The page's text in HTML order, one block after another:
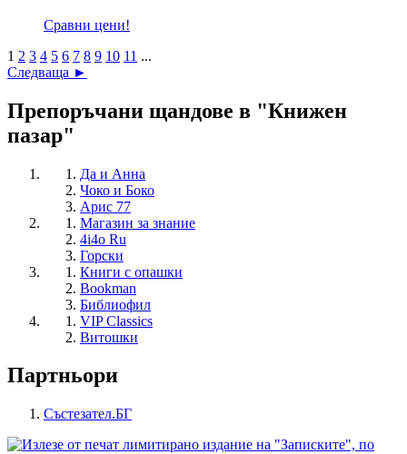
Сравни цени!
1 2 3 4 5 6 7 8 9 10 11 ...
Следваща ►
Препоръчани щандове в "Книжен
пазар"
Да и Анна
Чоко и Боко
Арис 77
Магазин за знание
4i4o Ru
Горски
Книги с опашки
Bookman
Библиофил
VIP Classics
Витошки
Партньори
Състезател.БГ